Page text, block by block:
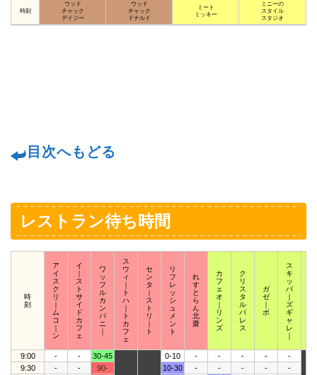
時刻
ウッド
チャック
デイジー
ウッド
チャック
ドナルド
ミート
ミッキー
ミニーの
スタイル
スタジオ
目次へもどる
レストラン待ち時間
時
刻
ア
イ
ス
ク
リ
ム
コ
ン
イ
ス
ト
サ
イ
ド
カ
フ
ェ
ワ
ッ
フ
ル
カ
ン
パ
ニ
ス
ウ
ィ
ト
ハ
ト
カ
フ
ェ
セ
ン
タ
ス
ト
リ
ト
リ
フ
レ
ッ
シ
ュ
メ
ン
ト
れ
す
と
ら
ん
北
齋
カ
フ
ェ
オ
リ
ン
ズ
ク
リ
ス
タ
ル
パ
レ
ス
ガ
ゼ
ボ
ス
キ
ッ
パ
ズ
ギ
ャ
レ
9:00 - - 30-45 0-10 - - - - -
9:30 - - 90- 10-30 - - - -
-